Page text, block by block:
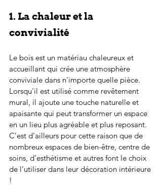
1. La chaleur et la
convivialité
Le bois est un matériau chaleureux et
accueillant qui crée une atmosphère
conviviale dans n'importe quelle pièce.
Lorsqu'il est utilisé comme revêtement
mural, il ajoute une touche naturelle et
apaisante qui peut transformer un espace
en un lieu plus agréable et plus reposant.
C’est d’ailleurs pour cette raison que de
nombreux espaces de bien-être, centre de
soins, d’esthétisme et autres font le choix
de l’utiliser dans leur décoration intérieure
!